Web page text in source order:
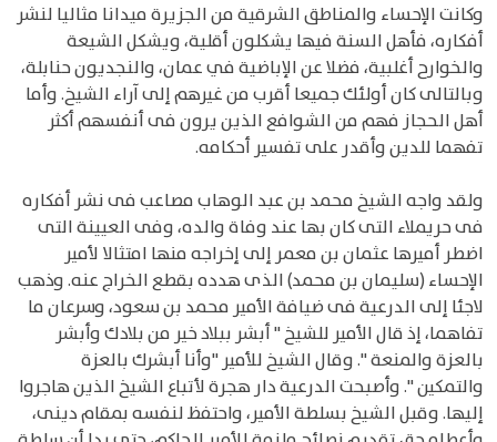
وكانت الإحساء والمناطق الشرقية من الجزيرة ميدانا مثاليا لنشر
أفكاره، فأهل السنة فيها يشكلون أقلية، ويشكل الشيعة
والخوارح أغلبية، فضلا عن الإباضية في عمان، والنجديون حنابلة،
وبالتالى كان أولئك جميعا أقرب من غيرهم إلى آراء الشيخ. وأما
أهل الحجاز فهم من الشوافع الذين يرون فى أنفسهم أكثر
تفهما للدين وأقدر على تفسير أحكامه.
ولقد واجه الشيخ محمد بن عبد الوهاب مصاعب فى نشر أفكاره
فى حريملاء التى كان بها عند وفاة والده، وفى العيينة التى
اضطر أميرها عثمان بن معمر إلى إخراجه منها امتثالا لأمير
الإحساء (سليمان بن محمد) الذى هدده بقطع الخراج عنه. وذهب
لاجئا إلى الدرعية فى ضيافة الأمير محمد بن سعود، وسرعان ما
تفاهما، إذ قال الأمير للشيخ " أبشر ببلاد خير من بلادك وأبشر
بالعزة والمنعة ". وقال الشيخ للأمير "وأنا أبشرك بالعزة
والتمكين ". وأصبحت الدرعية دار هجرة لأتباع الشيخ الذين هاجروا
إليها. وقبل الشيخ بسلطة الأمير، واحتفظ لنفسه بمقام دينى،